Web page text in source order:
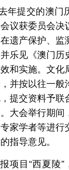
年提交的澳门
议获委员会决
遗产保护、监
乐见《澳门历
和实施。文化
并按以往一般
提交资料予联
大会举行期间
家学者等进行
指导意见。
项目“西夏陵”